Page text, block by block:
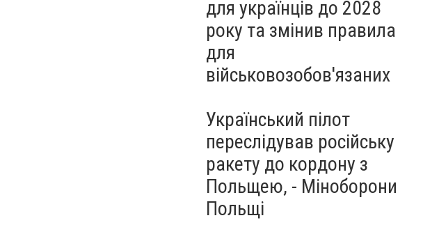
для українців до 2028
року та змінив правила
для
військовозобов'язаних
Український пілот
переслідував російську
ракету до кордону з
Польщею, - Міноборони
Польщі